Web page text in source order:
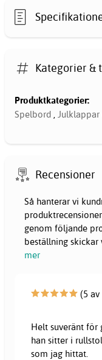
Kategorier &
Produktkategorier:
Spelbord ,
Recensioner
Så hanterar vi
genom följande
beställning
mer
(5
Helt suveränt för
han sitter i
som jag hittat.